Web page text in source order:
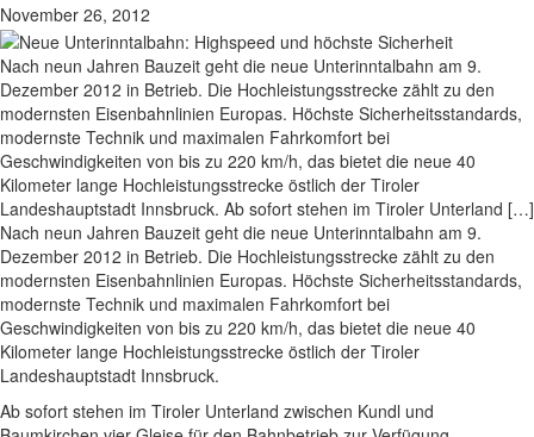
November 26, 2012
Nach neun Jahren Bauzeit geht die neue Unterinntalbahn am 9.
Dezember 2012 in Betrieb. Die Hochleistungsstrecke zählt zu den
modernsten Eisenbahnlinien Europas. Höchste Sicherheitsstandards,
modernste Technik und maximalen Fahrkomfort bei
Geschwindigkeiten von bis zu 220 km/h, das bietet die neue 40
Kilometer lange Hochleistungsstrecke östlich der Tiroler
Landeshauptstadt Innsbruck. Ab sofort stehen im Tiroler Unterland […]
Nach neun Jahren Bauzeit geht die neue Unterinntalbahn am 9.
Dezember 2012 in Betrieb. Die Hochleistungsstrecke zählt zu den
modernsten Eisenbahnlinien Europas. Höchste Sicherheitsstandards,
modernste Technik und maximalen Fahrkomfort bei
Geschwindigkeiten von bis zu 220 km/h, das bietet die neue 40
Kilometer lange Hochleistungsstrecke östlich der Tiroler
Landeshauptstadt Innsbruck.
Ab sofort stehen im Tiroler Unterland zwischen Kundl und